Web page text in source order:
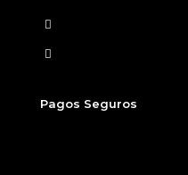
Pagos Seguros